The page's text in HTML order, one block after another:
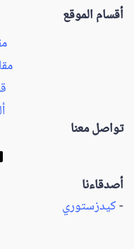
أقسام الموقع
تواصل معنا
أصدقاءنا
-كيدزستوري